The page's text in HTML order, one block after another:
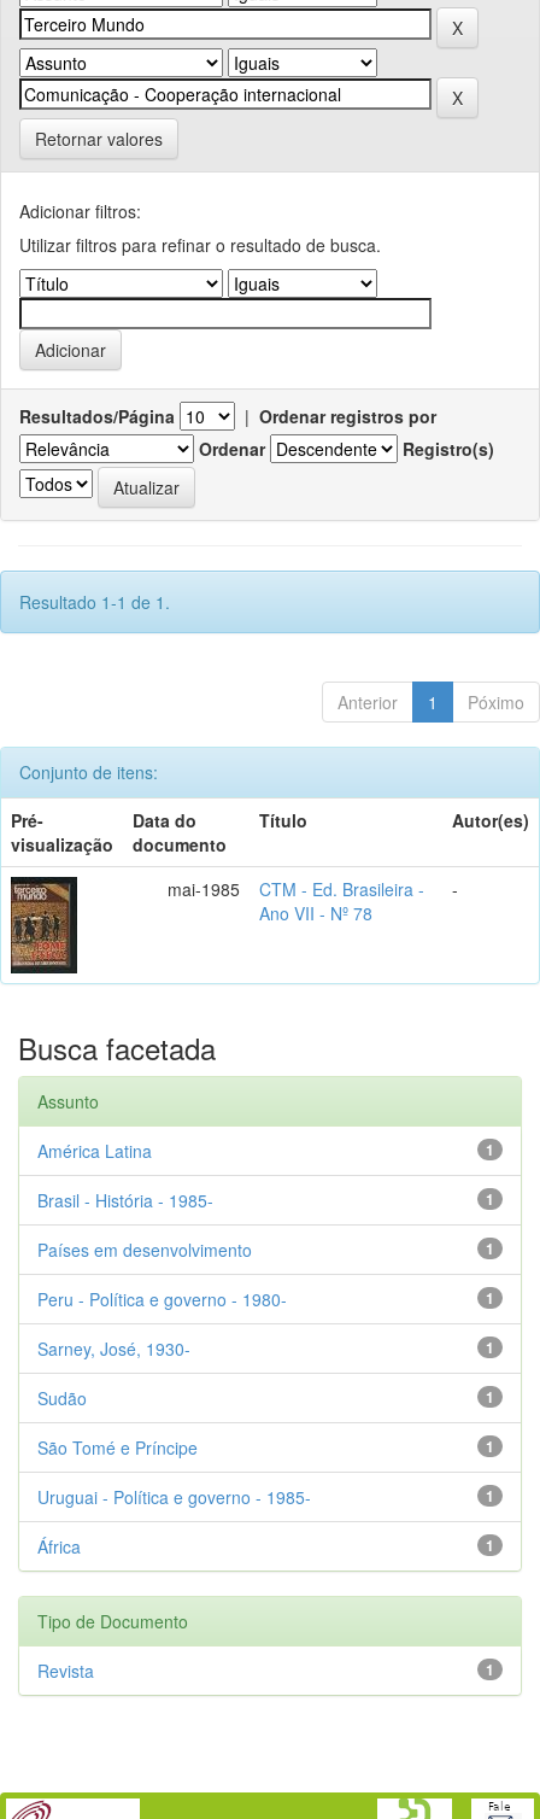
Retornar valores
Adicionar filtros:
Utilizar filtros para refinar o resultado de busca.
Resultados/Página | Ordenar registros por
Ordenar
Registro(s)
Resultado 1-1 de 1.
Anterior 1 Póximo
Conjunto de itens:
Pré-
visualização
Data do
documento
Título Autor(es)
mai-1985
CTM - Ed. Brasileira -
Ano VII - Nº 78
-
Busca facetada
Assunto
1
América Latina
1
Brasil - História - 1985-
1
Países em desenvolvimento
1
Peru - Política e governo - 1980-
1
Sarney, José, 1930-
1
Sudão
1
São Tomé e Príncipe
1
Uruguai - Política e governo - 1985-
1
África
Tipo de Documento
1
Revista